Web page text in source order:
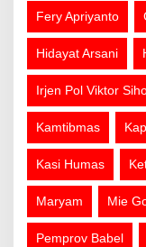
Fery Apriyanto
Hidayat Arsani
Irjen Pol Viktor
Kamtibmas
Kasi Humas
Maryam Mie
Pemprov Babel